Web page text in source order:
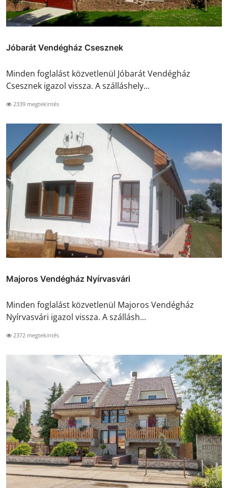
Jóbarát Vendégház Csesznek
Minden foglalást közvetlenül Jóbarát Vendégház
Csesznek igazol vissza. A szálláshely...
2339 megtekintés
Majoros Vendégház Nyírvasvári
Minden foglalást közvetlenül Majoros Vendégház
Nyírvasvári igazol vissza. A szállásh...
2372 megtekintés